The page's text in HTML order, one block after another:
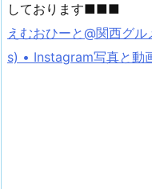
しております■■■
えむおひーと@関西グ
s) • Instagram写真と動